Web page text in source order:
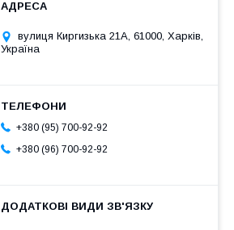
вулиця Киргизька 21А, 61000, Харків,
Україна
+380 (95) 700-92-92
+380 (96) 700-92-92